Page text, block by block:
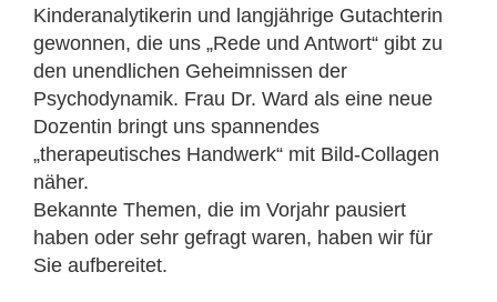
Kinderanalytikerin und langjährige Gutachterin
gewonnen, die uns „Rede und Antwort“ gibt zu
den unendlichen Geheimnissen der
Psychodynamik. Frau Dr. Ward als eine neue
Dozentin bringt uns spannendes
„therapeutisches Handwerk“ mit Bild-Collagen
näher.
Bekannte Themen, die im Vorjahr pausiert
haben oder sehr gefragt waren, haben wir für
Sie aufbereitet.